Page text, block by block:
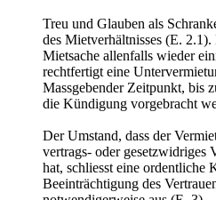
Treu und Glauben als
des Mietverhältnisses (E.
Mietsache allenfalls wieder
rechtfertigt eine
Massgebender Zeitpunkt, bis
die Kündigung vorgebracht
Der Umstand, dass der
vertrags- oder gesetzwidriges
hat, schliesst eine ordentliche
Beeinträchtigung des